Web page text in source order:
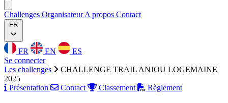
Challenges OrganisateurA propos Contact
FR
FR EN
ES
Se connecter
Les challenges
CHALLENGE TRAIL ANJOU LOGEMAINE
2025
Présentation
Contact Classement Règlement